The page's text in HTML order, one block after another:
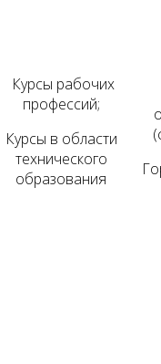
Курсы рабочих
профессий;
Курсы в области
технического
образования